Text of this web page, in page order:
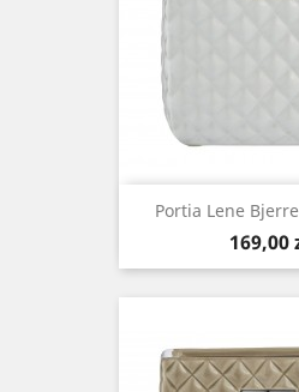
Portia Lene
Cena
169,00